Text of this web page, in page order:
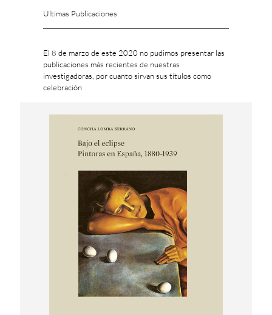
Últimas Publicaciones
El 8 de marzo de este 2020 no pudimos presentar las
publicaciones más recientes de nuestras
investigadoras, por cuanto sirvan sus títulos como
celebración